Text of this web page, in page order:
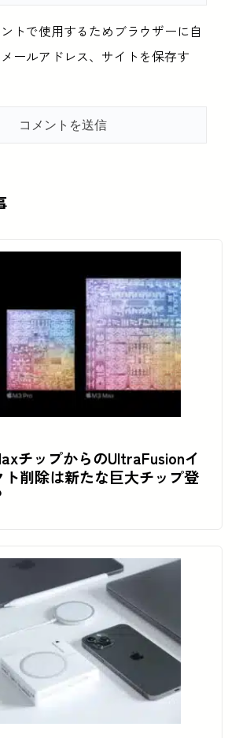
トで使用するためブラウザーに自
ールアドレス、サイトを保存す
チップからのUltraFusionイ
ト削除は新たな巨大チップ登